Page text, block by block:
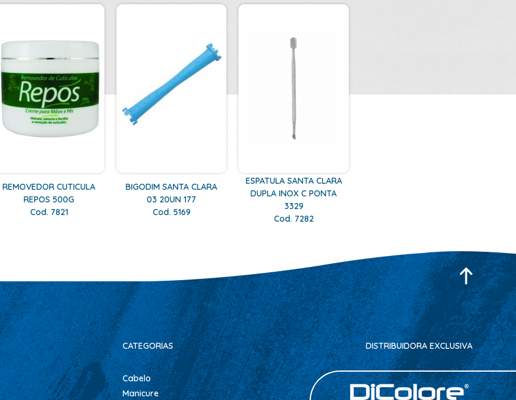
REMOVEDOR CUTICULA
REPOS 500G
Cod. 7821
BIGODIM SANTA CLARA
03 20UN 177
Cod. 5169
ESPATULA SANTA CLARA
DUPLA INOX C PONTA
3329
Cod. 7282
CATEGORIAS
Cabelo
Manicure
DISTRIBUIDORA EXCLUSIVA